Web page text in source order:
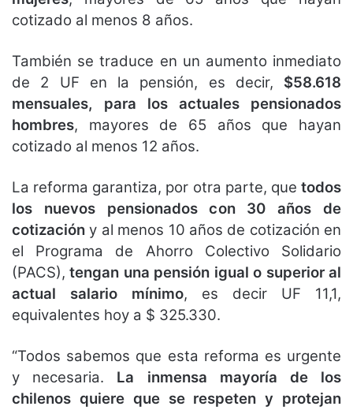
cotizado al menos 8 años.
También se traduce en un aumento inmediato
de 2 UF en la pensión, es decir, $58.618
mensuales, para los actuales pensionados
hombres, mayores de 65 años que hayan
cotizado al menos 12 años.
La reforma garantiza, por otra parte, que todos
los nuevos pensionados con 30 años de
cotización y al menos 10 años de cotización en
el Programa de Ahorro Colectivo Solidario
(PACS),tengan una pensión igual o superior al
actual salario mínimo, es decir UF 11,1,
equivalentes hoy a $ 325.330.
“Todos sabemos que esta reforma es urgente
y necesaria. La inmensa mayoría de los
chilenos quiere que se respeten y protejan